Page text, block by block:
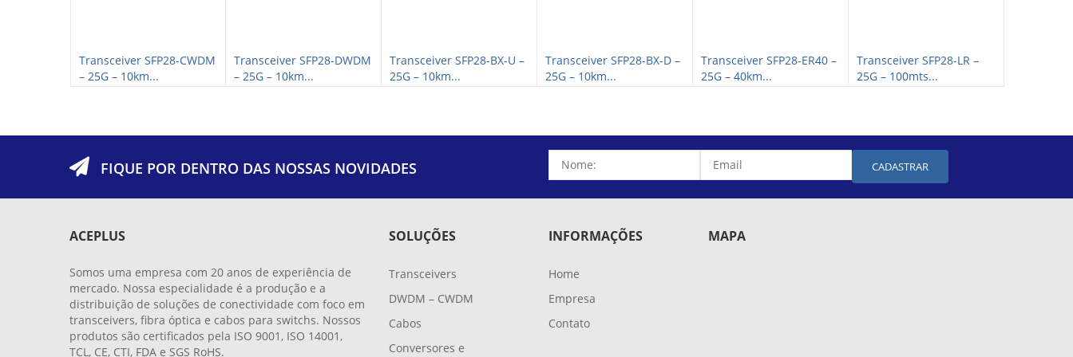
Transceiver SFP28-CWDM
– 25G – 10km...
Transceiver SFP28-DWDM
– 25G – 10km...
Transceiver SFP28-BX-U –
25G – 10km...
Transceiver SFP28-BX-D –
25G – 10km...
Transceiver SFP28-ER40 –
25G – 40km...
Transceiver SFP28-LR –
25G – 100mts...
FIQUE POR DENTRO DAS NOSSAS NOVIDADES CADASTRAR
ACEPLUS
Somos uma empresa com 20 anos de experiência de
mercado. Nossa especialidade é a produção e a
distribuição de soluções de conectividade com foco em
transceivers, fibra óptica e cabos para switchs. Nossos
produtos são certificados pela ISO 9001, ISO 14001,
TCL, CE, CTI, FDA e SGS RoHS.
SOLUÇÕES
Transceivers
DWDM – CWDM
Cabos
Conversores e
INFORMAÇÕES
Home
Empresa
Contato
MAPA